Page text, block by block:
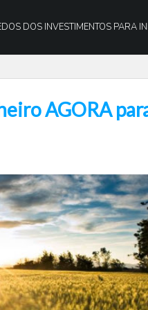
DOS INVESTIMENTOS PARA
AGORA